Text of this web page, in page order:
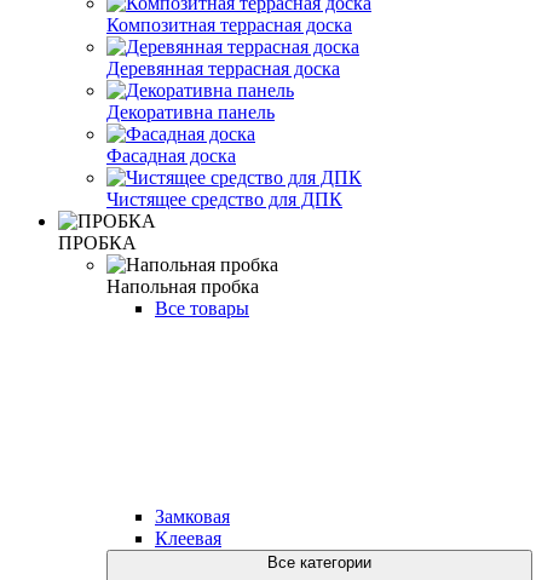
Композитная террасная доска
Деревянная террасная доска
Декоративна панель
Фасадная доска
Чистящее средство для ДПК
ПРОБКА
Напольная пробка
Все товары
Замковая
Клеевая
Все категории